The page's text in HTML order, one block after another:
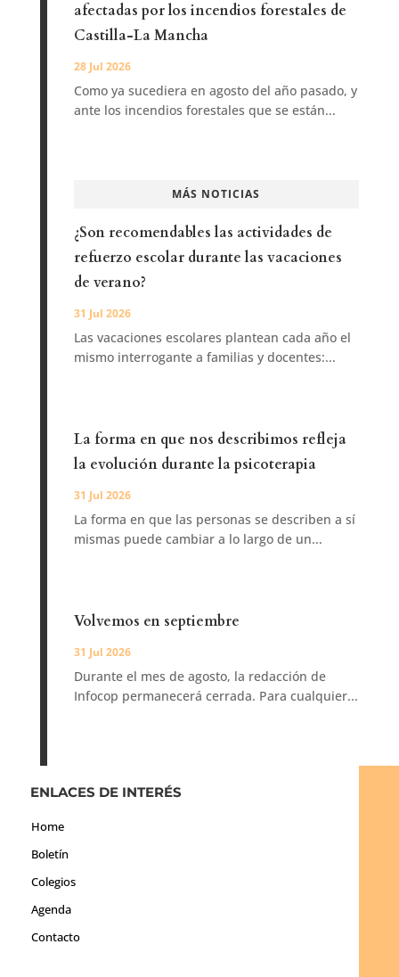
afectadas por los incendios forestales de
Castilla-La Mancha
28 Jul 2026
Como ya sucediera en agosto del año pasado, y
ante los incendios forestales que se están...
MÁS NOTICIAS
¿Son recomendables las actividades de
refuerzo escolar durante las vacaciones
de verano?
31 Jul 2026
Las vacaciones escolares plantean cada año el
mismo interrogante a familias y docentes:...
La forma en que nos describimos refleja
la evolución durante la psicoterapia
31 Jul 2026
La forma en que las personas se describen a sí
mismas puede cambiar a lo largo de un...
Volvemos en septiembre
31 Jul 2026
Durante el mes de agosto, la redacción de
Infocop permanecerá cerrada. Para cualquier...
ENLACES DE INTERÉS
Home
Boletín
Colegios
Agenda
Contacto